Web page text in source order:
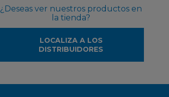
¿Deseas ver nuestros productos en
la tienda?
LOCALIZA A LOS
DISTRIBUIDORES